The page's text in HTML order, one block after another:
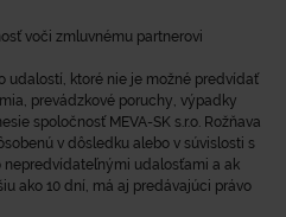
voči zmluvnému partnerovi
udalostí, ktoré nie je možné predvídať
prevádzkové poruchy, výpadky
spoločnosť MEVA-SK s.r.o. Rožňava
v dôsledku alebo v súvislosti s
udalosťami a ak
ako 10 dní, má aj predávajúci právo